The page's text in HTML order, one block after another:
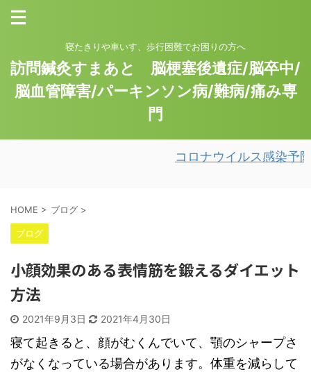
寝たきりや車いす、歩行困難でお困りの方へ
訪問鍼灸すまあと 脳梗塞後遺症/脳卒中/
脳血管障害/パーキンソン病/難病/痛み専
門
コロナウイルス感染予
HOME > ブログ >
ブログ
小顔効果のある表情筋を鍛えるダイエット
方法
2021年9月3日 2021年4月30日
寝て起きると、顔がむくんでいて、顎のシャープさ
がなくなっている場合があります。体重を減らして